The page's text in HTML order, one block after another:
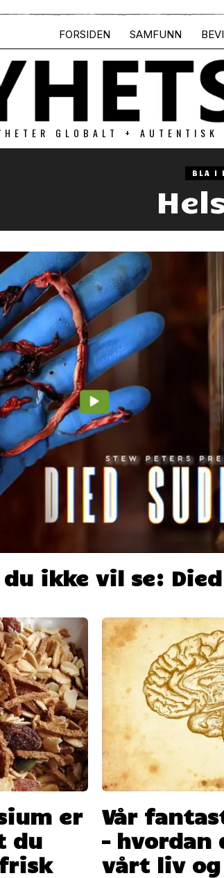
FORSIDEN SAMFUNN
GLOBALT +
BLA I
ikke vil se:
er
du
Vår
–
vårt liv og